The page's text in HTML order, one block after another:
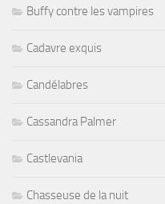
Buffy contre les vampires
Cadavre exquis
Candélabres
Cassandra Palmer
Castlevania
Chasseuse de la nuit